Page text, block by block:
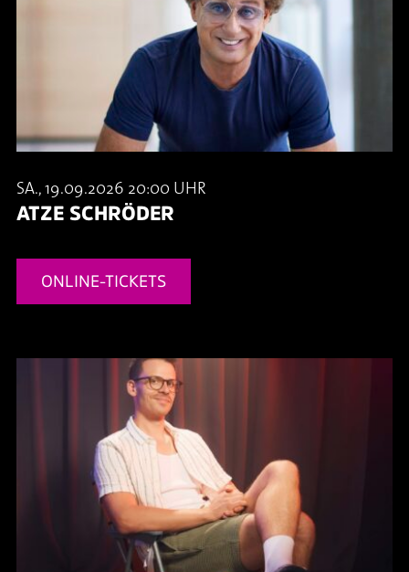
SA., 19.09.2026 20:00 UHR
ATZE SCHRÖDER
ONLINE-TICKETS